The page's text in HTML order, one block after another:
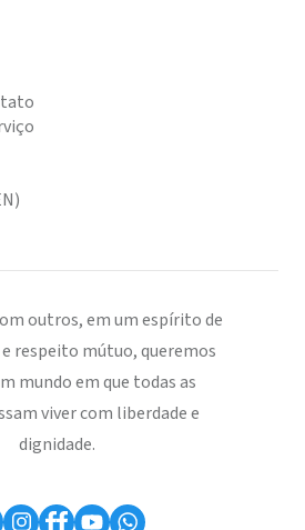
outros, em um espírito de
respeito mútuo, queremos
mundo em que todas as
viver com liberdade e
dignidade.